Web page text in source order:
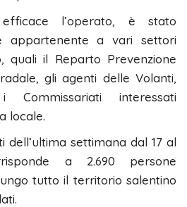
l’operato, è stato
appartenente a vari settori
quali il Reparto Prevenzione
gli agenti delle Volanti,
interessati
locale.
dell’ultima settimana dal 17 al
a 2.690 persone
tutto il territorio salentino